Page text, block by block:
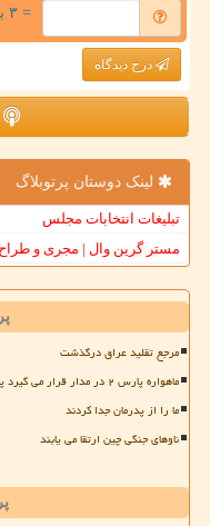
= ۳ بعلاوه ۵
درج دیدگاه
لینک دوستان پرتوبلاگ
تبلیغات انتخابات مجلس
مستر گرین وال | مجری و طراح
مرجع تقلید عراق درگذشت
ماهواره پارس ۲ در مدار قرار می گیرد پرتاب های منظومه سلیمانی در۱۴۰۵
ما را از پدرمان جدا کردند
ناوهای جنگی چین ارتقا می یابند